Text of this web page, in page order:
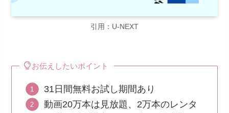
引用：U-NEXT
お伝えしたいポイント
31日間無料お試し期間あり
動画20万本は見放題、2万本のレンタ